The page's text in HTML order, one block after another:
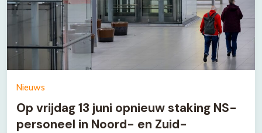
Nieuws
Op vrijdag 13 juni opnieuw staking NS-
personeel in Noord- en Zuid-